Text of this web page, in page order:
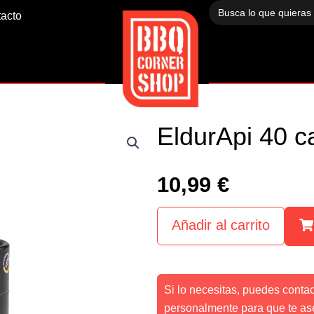
Buscar:
EldurApi 40
10,99 €
Añadir al carrito
Si lo necesitas, puedes
personalmente para que te